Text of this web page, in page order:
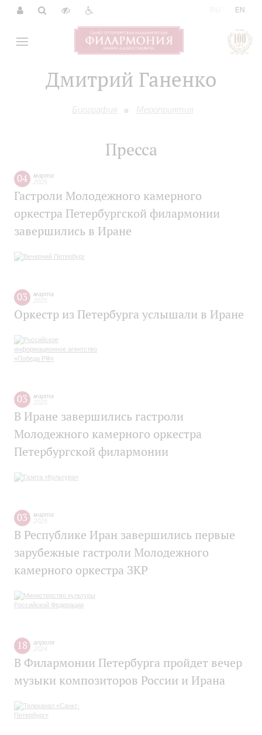
EN
Дмитрий Ганенко
Биография Мероприятия
Пресса
04
марта
2025
Гастроли Молодежного камерного
оркестра Петербургской филармонии
завершились в Иране
03
марта
2025
Оркестр из Петербурга услышали в Иране
03
марта
2025
В Иране завершились гастроли
Молодежного камерного оркестра
Петербургской филармонии
03
марта
2025
В Республике Иран завершились первые
зарубежные гастроли Молодежного
камерного оркестра ЗКР
18
апреля
В Филармонии Петербурга пройдет вечер
музыки композиторов России и Ирана